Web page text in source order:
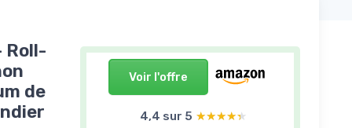
Voir l'offre
4,4 sur 5 ★★★★★
★★★★★
Roll-
de